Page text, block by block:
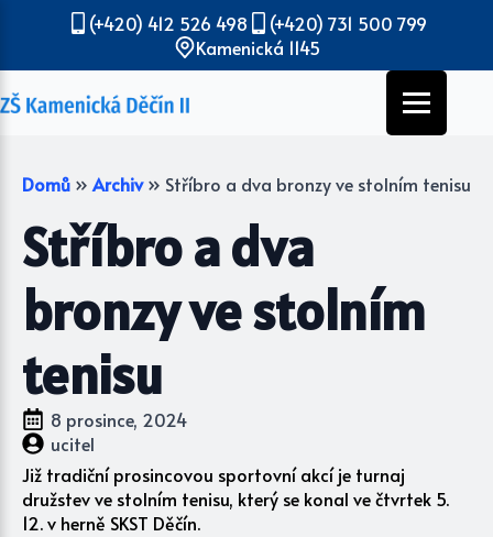
(+420) 412 526 498
(+420) 731 500 799
Kamenická 1145
Domů » Archiv » Stříbro a dva bronzy ve stolním tenisu
Stříbro a dva
bronzy ve stolním
tenisu
8 prosince, 2024
ucitel
Již tradiční prosincovou sportovní akcí je turnaj
družstev ve stolním tenisu, který se konal ve čtvrtek 5.
12. v herně SKST Děčín.